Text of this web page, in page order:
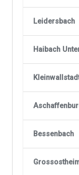
Leidersbach
Haibach
Bessenbach